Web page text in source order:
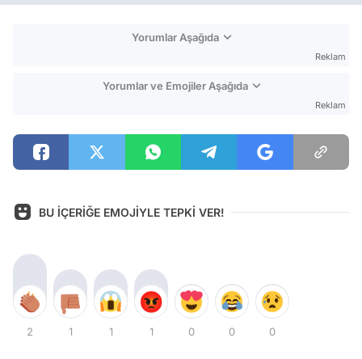
Yorumlar Aşağıda
Reklam
Yorumlar ve Emojiler Aşağıda
Reklam
BU İÇERİĞE EMOJİYLE TEPKİ VER!
2 1 1 1 0 0 0